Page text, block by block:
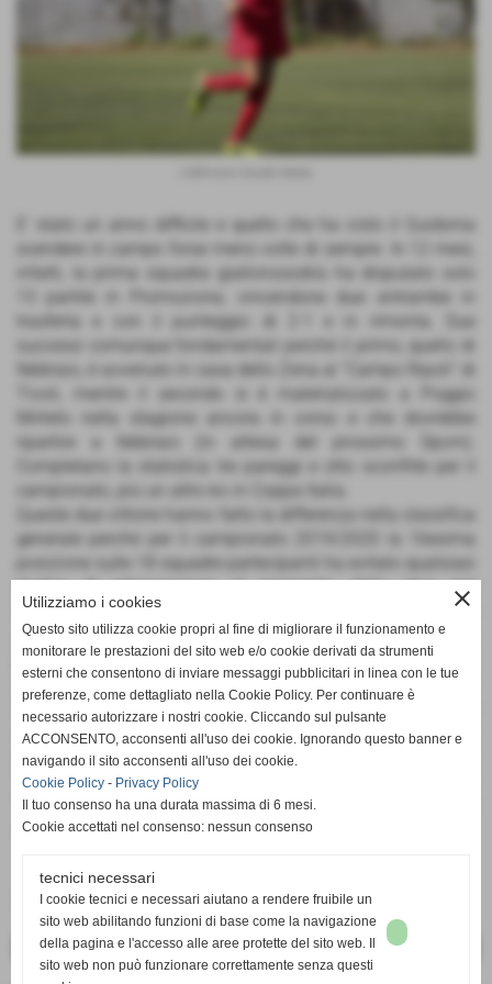
E' stato un anno difficile e quello che ha visto il Guidonia
infatti, la prima squadra giallorossoblù ha disputato solo
trasferta e con il punteggio di 2-1 e in rimonta. Due
successi comunque fondamentali perché il primo, quello di
Tivoli, mentre il secondo si è materializzato a Poggio
Mirteto nella stagione ancora in corso e che dovrebbe
Completano la statistica tre pareggi e otto sconfitte per il
Queste due vittorie hanno fatto la differenza nella classifica
generale perché per il campionato 2019/2020 la 16esima
posizione sulle 18 squadre partecipanti ha evitato qualsiasi
rischio di retrocessione al momento dello stop per
l'emergenza sanitaria nazionale (poi sono comunque state
salvate tutte le squadre), per il torneo in corso il Guidonia
può contare su quattro punti dopo quattro partite disputate
e deve recuperare il match del quinto turno contro il Futbol
Montesacro. Appena si tornerà a giocare il primo obiettivo
sarà quindi quello di ritrovare la vittoria in casa che manca
da troppo tempo e su questo sarà decisivo il ritorno al
“Comunale” di Guidonia dopo anni in giro per i campi tra il
“Fiorentini” di Montecelio ed il rettangolo verde di Gallicano
nel Lazio scelti per le gare casalinghe.
Fonte:di DANILO D'AMICO
<< PRECEDENTE SUCCESSIVO >>
close
Utilizziamo i cookies
Questo sito utilizza cookie propri al fine di migliorare il funzionamento e
monitorare le prestazioni del sito web e/o cookie derivati da strumenti
esterni che consentono di inviare messaggi pubblicitari in linea con le tue
preferenze, come dettagliato nella Cookie Policy. Per continuare è
necessario autorizzare i nostri cookie. Cliccando sul pulsante
ACCONSENTO, acconsenti all'uso dei cookie. Ignorando questo banner e
navigando il sito acconsenti all'uso dei cookie.
Cookie Policy - Privacy Policy
Il tuo consenso ha una durata massima di 6 mesi.
Cookie accettati nel consenso: nessun consenso
tecnici necessari
I cookie tecnici e necessari aiutano a rendere fruibile un
sito web abilitando funzioni di base come la navigazione
della pagina e l'accesso alle aree protette del sito web. Il
sito web non può funzionare correttamente senza questi